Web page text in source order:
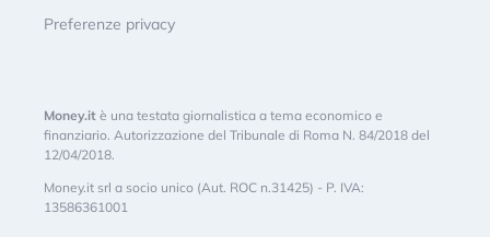
Preferenze privacy
Money.it è una testata giornalistica a tema economico e
finanziario. Autorizzazione del Tribunale di Roma N. 84/2018 del
12/04/2018.
Money.it srl a socio unico (Aut. ROC n.31425) - P. IVA:
13586361001